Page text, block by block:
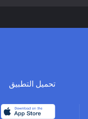
تحميل التطبيق